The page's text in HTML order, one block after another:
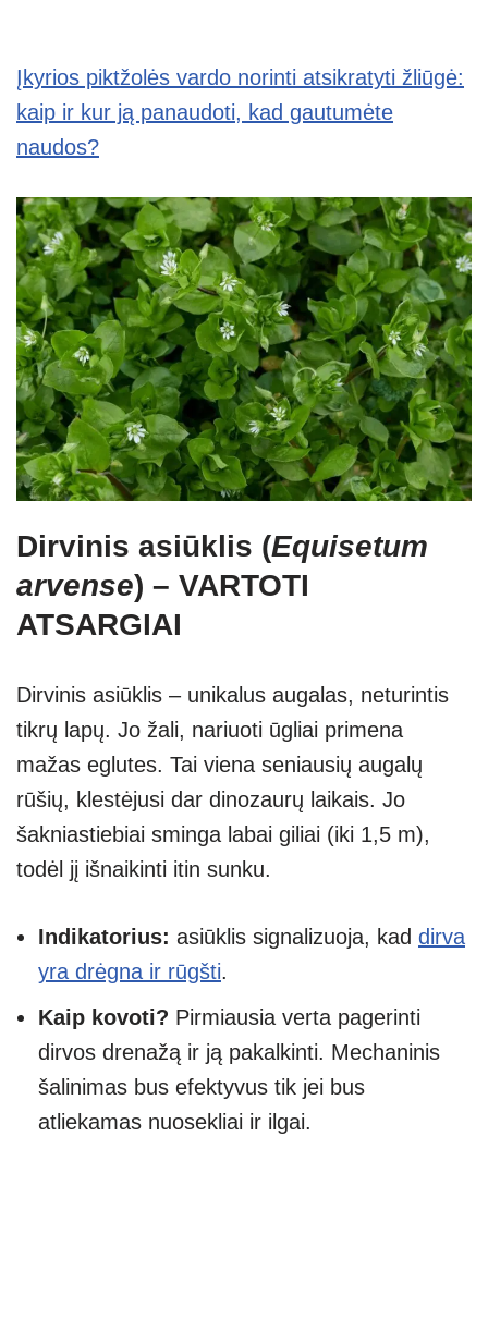
Įkyrios piktžolės vardo norinti atsikratyti žliūgė:
kaip ir kur ją panaudoti, kad gautumėte
naudos?
Dirvinis asiūklis (Equisetum
arvense) – VARTOTI
ATSARGIAI
Dirvinis asiūklis – unikalus augalas, neturintis
tikrų lapų. Jo žali, nariuoti ūgliai primena
mažas eglutes. Tai viena seniausių augalų
rūšių, klestėjusi dar dinozaurų laikais. Jo
šakniastiebiai sminga labai giliai (iki 1,5 m),
todėl jį išnaikinti itin sunku.
Indikatorius: asiūklis signalizuoja, kad dirva
yra drėgna ir rūgšti.
Kaip kovoti? Pirmiausia verta pagerinti
dirvos drenažą ir ją pakalkinti. Mechaninis
šalinimas bus efektyvus tik jei bus
atliekamas nuosekliai ir ilgai.